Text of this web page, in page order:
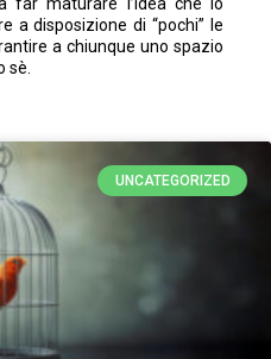
far maturare l’idea che lo
a disposizione di “pochi” le
a chiunque uno spazio
sè.
UNCATEGORIZED